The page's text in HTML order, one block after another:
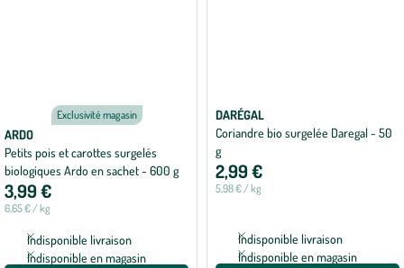
Exclusivité magasin
ARDO
Petits pois et carottes surgelés
biologiques Ardo en sachet - 600 g
3,99 €
6,65 € / kg
Indisponible livraison
Indisponible en magasin
DARÉGAL
Coriandre bio surgelée Daregal - 50
g
2,99 €
5,98 € / kg
Indisponible livraison
Indisponible en magasin